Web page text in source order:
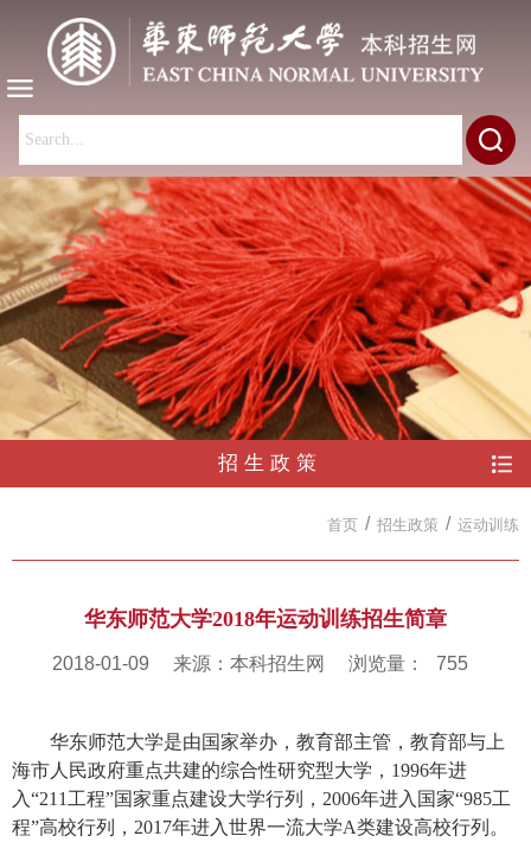
招生政策
首页 / 招生政策 / 运动训练
华东师范大学2018年运动训练招生简章
2018-01-09 来源：本科招生网 浏览量： 755
华东师范大学是由国家举办，教育部主管，教育部与上
海市人民政府重点共建的综合性研究型大学， 1996年进
入“211 工程”国家重点建设大学行列， 2006年进入国家“985工
程”高校行列， 2017年进入世界一流大学A类建设高校行列。